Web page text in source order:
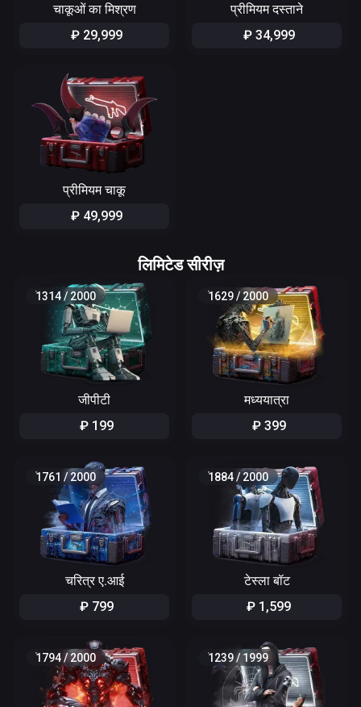
चाकूओं का मिश्रण
₽ 29,999
प्रीमियम दस्ताने
₽ 34,999
प्रीमियम चाकू
₽ 49,999
लिमिटेड सीरीज़
1314/ 2000
जीपीटी
₽ 199
1629/ 2000
मध्ययात्रा
₽ 399
1761 /2000
चरित्र ए.आई
₽ 799
1884/2000
टेस्ला बॉट
₽ 1 ,599
1794/ 2000 1239/ 1999